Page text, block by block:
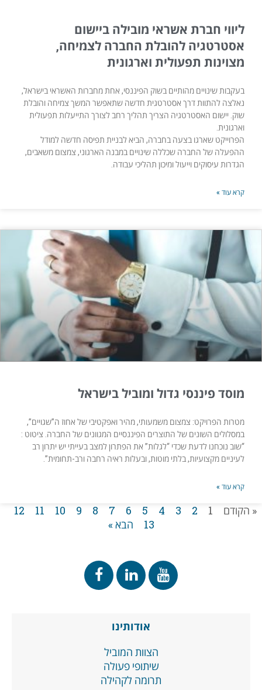
ליווי חברת אשראי מובילה ביישום
אסטרטגיה להובלת החברה לצמיחה,
מצוינות תפעולית וארגונית
בעקבות שינויים מהותיים בשוק הפיננסי, אחת מחברות האשראי בישראל,
נאלצה להתוות דרך אסטרטגית חדשה שתאפשר המשך צמיחה והובלת
שוק. יישום האסטרטגיה הצריך תהליך רחב לצורך התייעלות תפעולית
וארגונית.
הפרוייקט שארגו בצעה בחברה, הביא לבניית תפיסה חדשה למודל
ההפעלה של החברה שכללה שינויים במבנה הארגוני, צמצום משאבים,
הגדרות עיסוקים וייעול ומיכון תהליכי עבודה.
קרא עוד »
מוסד פיננסי גדול ומוביל בישראל
מטרות הפרויקט: צמצום משמעותי, מהיר ואפקטיבי של אחוז ה”שגויים”,
במסלולים השונים של התוצרים הפיננסיים המגוונים של החברה. ציטוט :
“שוב נוכחנו לדעת שכדי “לגלות” את הפתרון למצב בעייתי יש יתרון רב
לעיניים מקצועיות, בלתי מוטות, ובעלות ראיה רחבה ורב-תחומית”.
קרא עוד »
« הקודם 2
3
4
5
6
7
8
9
10
11
12
13
הבא »
אודותינו
הצוות המוביל
שיתופי פעולה
תרומה לקהילה